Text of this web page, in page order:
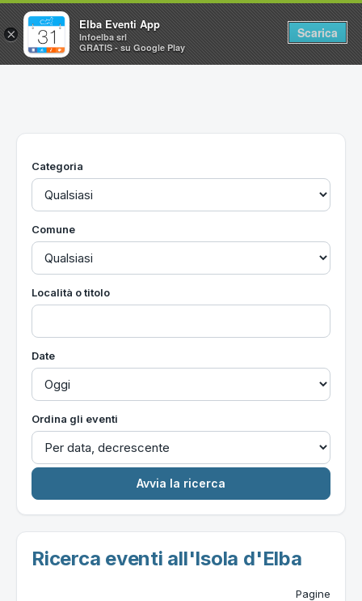
Home
Utilità
Categoria
Comune
Località o titolo
Date
Ordina gli eventi
Ricerca eventi all'Isola d'Elba
Pagine
×
Elba Eventi App
Infoelba srl
GRATIS - su Google Play
Scarica